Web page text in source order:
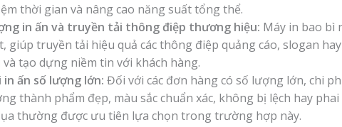
thời gian và nâng cao năng suất tổng thể.
in ấn và truyền tải thông điệp thương hiệu: Máy in bao bì
giúp truyền tải hiệu quả các thông điệp quảng cáo, slogan
tạo dựng niềm tin với khách hàng.
ấn số lượng lớn: Đối với các đơn hàng có số lượng lớn, chi
thành phẩm đẹp, màu sắc chuẩn xác, không bị lệch hay
thường được ưu tiên lựa chọn trong trường hợp này.